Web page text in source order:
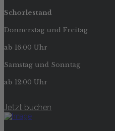
Schorlestand
Donnerstag und Freitag
ab 16:00 Uhr
Samstag und Sonntag
ab 12:00 Uhr
Jetzt buchen